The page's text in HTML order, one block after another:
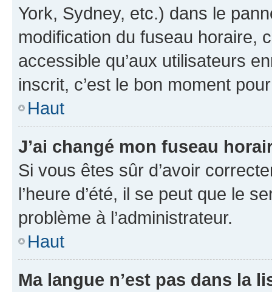
York, Sydney, etc.) dans le
modification du fuseau horaire,
accessible qu’aux utilisateurs
inscrit, c’est le bon moment
Haut
J’ai changé mon fuseau
Si vous êtes sûr d’avoir
l’heure d’été, il se peut que le
problème à l’administrateur.
Haut
Ma langue n’est pas dans la